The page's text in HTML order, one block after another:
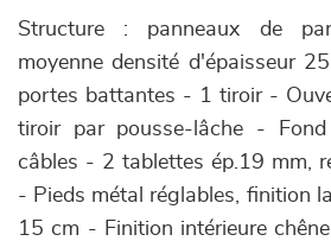
Structure : panneaux de
moyenne densité d'épaisseur
portes battantes - 1 tiroir -
tiroir par pousse-lâche -
câbles - 2 tablettes ép.19 mm,
- Pieds métal réglables, finition
15 cm - Finition intérieure